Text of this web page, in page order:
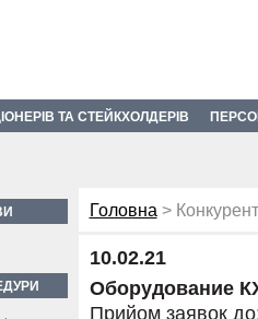
ТА СТЕЙКХОЛДЕРІВ
Головна >
10.02.21
Оборудование
Прийом заявок